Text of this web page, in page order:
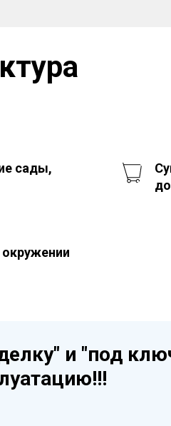
сады,
окружении
и "под